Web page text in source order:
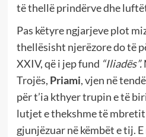
të thellë prindërve dhe
Pas këtyre ngjarjeve plot
thellësisht njerëzore do të
XXIV, që i jep fund “Iliadës”.
Trojës, Priami,vjen në
për t’ia kthyer trupin e të
lutjet e thekshme të
gjunjëzuar në këmbët e tij.